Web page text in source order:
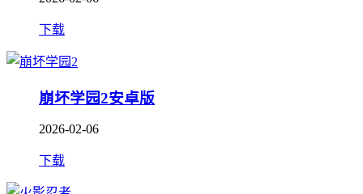
下载
崩坏学园2安卓版
2026-02-06
下载